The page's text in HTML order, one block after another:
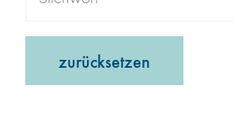
zurücksetzen